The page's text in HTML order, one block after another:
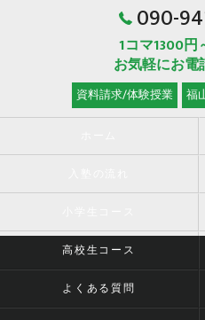
1コマ1300
お気軽にお電
090-
資料請求/体験授業 福
高校生コース
よくある質問